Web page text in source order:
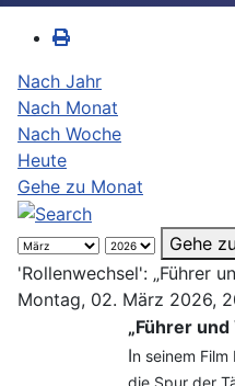
Nach Jahr
Nach Monat
Nach Woche
Heute
Gehe zu Monat
Gehe
'Rollenwechsel': „Führer
Montag, 02. März 2026,
„Führer
In seinem